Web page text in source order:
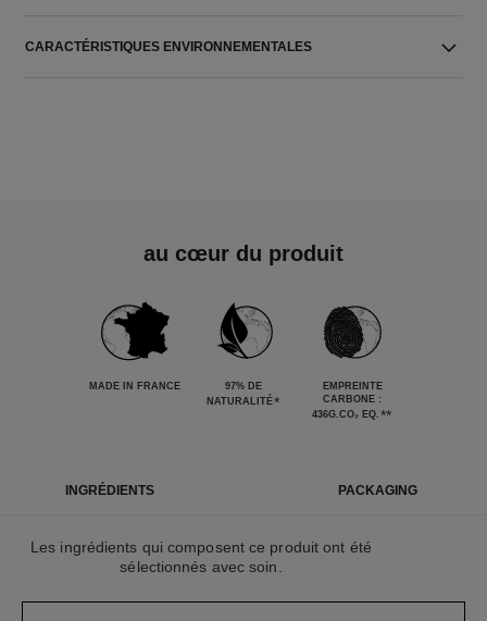
CARACTÉRISTIQUES ENVIRONNEMENTALES
au cœur du produit
MADE IN FRANCE
97% DE
NATURALITÉ*
EMPREINTE
CARBONE :
436G.CO₂ EQ. **
INGRÉDIENTS PACKAGING
Les ingrédients qui composent ce produit ont été
sélectionnés avec soin.